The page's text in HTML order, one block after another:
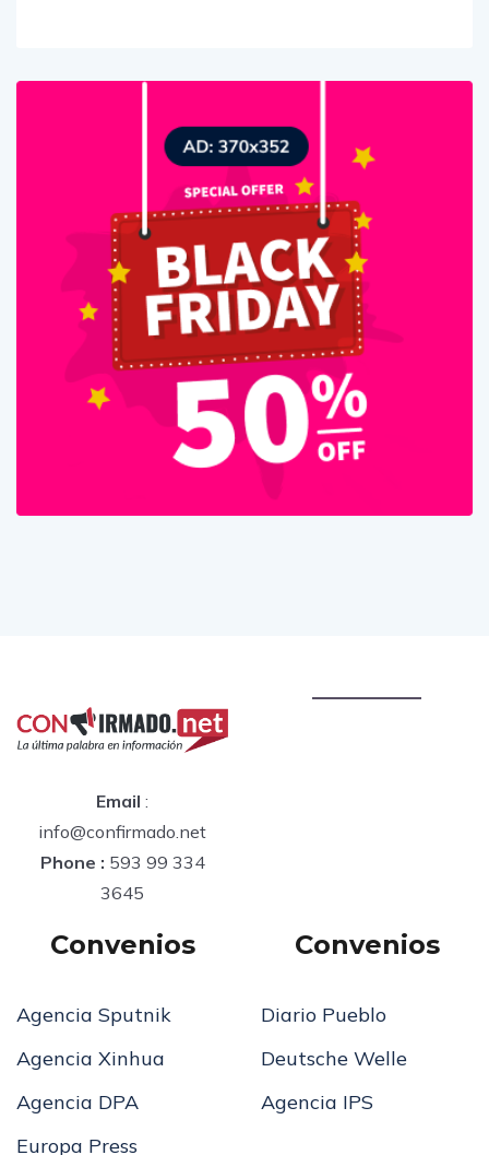
Email :
info@confirmado.net
Phone : 593 99 334
3645
Convenios
Agencia Sputnik
Agencia Xinhua
Agencia DPA
Europa Press
Convenios
Diario Pueblo
Deutsche Welle
Agencia IPS